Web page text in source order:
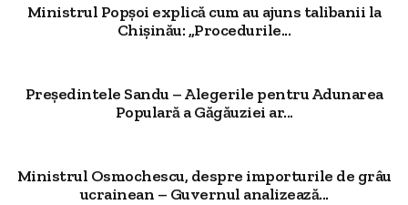
Ministrul Popșoi explică cum au ajuns talibanii la
Chișinău: „Procedurile...
Președintele Sandu – Alegerile pentru Adunarea
Populară a Găgăuziei ar...
Ministrul Osmochescu, despre importurile de grâu
ucrainean – Guvernul analizează...